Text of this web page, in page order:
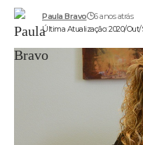
Última Atualização: 2020/Out/
Paula Bravo 6 anos atrás